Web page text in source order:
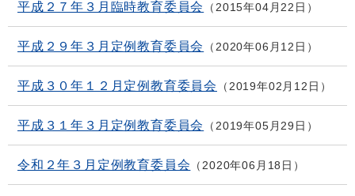
平成２７年３月臨時教育委員会 2015年04月22日
平成２９年３月定例教育委員会 2020年06月12日
平成３０年１２月定例教育委員会 2019年02月12日
平成３１年３月定例教育委員会 2019年05月29日
令和２年３月定例教育委員会 2020年06月18日